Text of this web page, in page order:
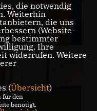
die notwendig
Weiterhin
die uns
(Website-
bestimmter
Ihre
widerrufen. Weitere
(Übersicht)
für den
benötigt.